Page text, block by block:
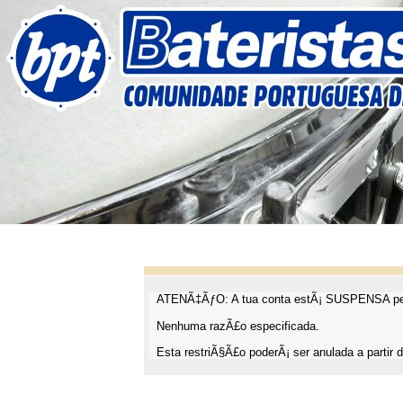
ATENÃ‡ÃƒO: A tua conta estÃ¡ SUSPENSA
Nenhuma razÃ£o especificada.
Esta restriÃ§Ã£o poderÃ¡ ser anulada a partir